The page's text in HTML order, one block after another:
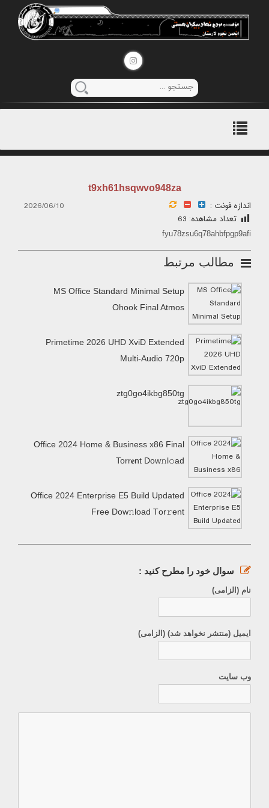
منوی
اصلی
t9xh61hsqwvo948za
اندازه فونت :
2026/06/10
تعداد مشاهده: 63
fyu78zsu6q78ahbfpgp9afi
مطالب مرتبط
MS Office Standard Minimal Setup
Ohook Final Atmos
Primetime 2026 UHD XviD Extended
Multi-Audio 720p
ztg0go4ikbg850tg
Office 2024 Home & Business x86 Final
Torr𝐞nt Dow𝚗l𝚘аd
Office 2024 Enterprise E5 Build Updated
Frее Dow𝚗load Tоr𝚛ent
سوال خود را مطرح کنید :
نام (الزامی)
ایمیل (منتشر نخواهد شد) (الزامی)
وب سایت